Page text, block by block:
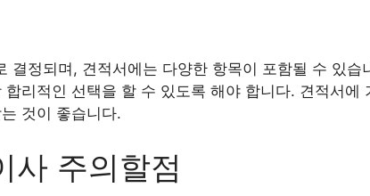
결정되며, 견적서에는 다양한 항목이 포함될 수 있
리적인 선택을 할 수 있도록 해야 합니다. 견적서에
것이 좋습니다.
사 주의할점